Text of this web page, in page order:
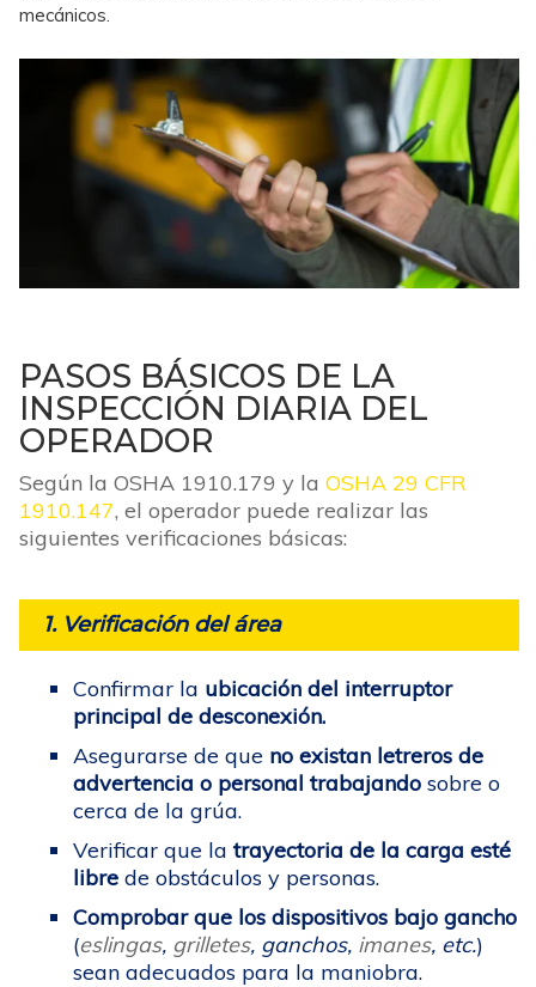
mecánicos.
PASOS BÁSICOS DE LA
INSPECCIÓN DIARIA DEL
OPERADOR
Según la OSHA 1910.179 y la OSHA 29 CFR
1910.147, el operador puede realizar las
siguientes verificaciones básicas:
1. Verificación del área
Confirmar la ubicación del interruptor
principal de desconexión.
Asegurarse de que no existan letreros de
advertencia o personal trabajandosobre o
cerca de la grúa.
Verificar que latrayectoria de la carga esté
librede obstáculos y personas.
Comprobar que los dispositivos bajo gancho
(eslingas, grilletes, ganchos, imanes, etc.)
sean adecuados para la maniobra.